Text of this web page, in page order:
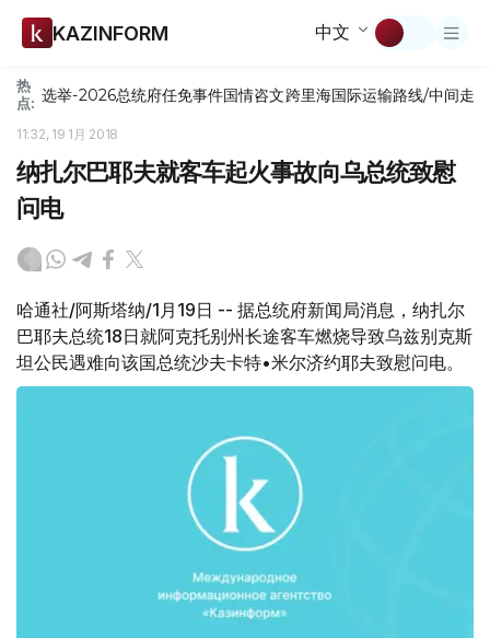
KAZINFORM 中文
热
点: 选举-2026总统府任免事件国情咨文跨里海国际运输路线/中间走廊
11:32, 19 1月 2018
纳扎尔巴耶夫就客车起火事故向乌总统致慰
问电
哈通社/阿斯塔纳/1月19日 -- 据总统府新闻局消息，纳扎尔
巴耶夫总统18日就阿克托别州长途客车燃烧导致乌兹别克斯
坦公民遇难向该国总统沙夫卡特•米尔济约耶夫致慰问电。